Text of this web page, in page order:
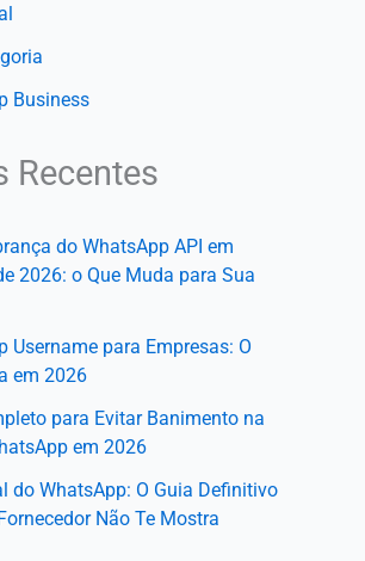
Business
Recentes
do WhatsApp API em
2026: o Que Muda para Sua
Username para Empresas: O
em 2026
para Evitar Banimento na
em 2026
do WhatsApp: O Guia Definitivo
Não Te Mostra